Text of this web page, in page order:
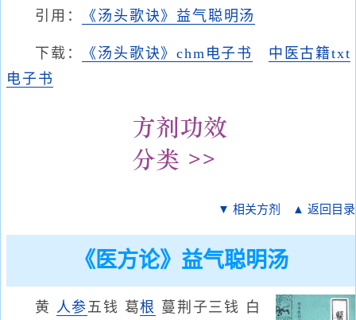
引用： 《汤头歌诀》益气聪明汤
下载： 《汤头歌诀》chm电子书
中医古籍txt
电子书
▼ 相关方剂 ▲ 返回目录
《医方论》益气聪明汤
黄 人参五钱 葛根 蔓荆子三钱 白